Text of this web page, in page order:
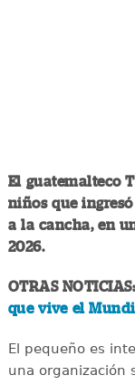
El guatemalteco
niños que
a la cancha, en
2026.
OTRAS NOTICIAS:
que vive el
El pequeño es
una organización